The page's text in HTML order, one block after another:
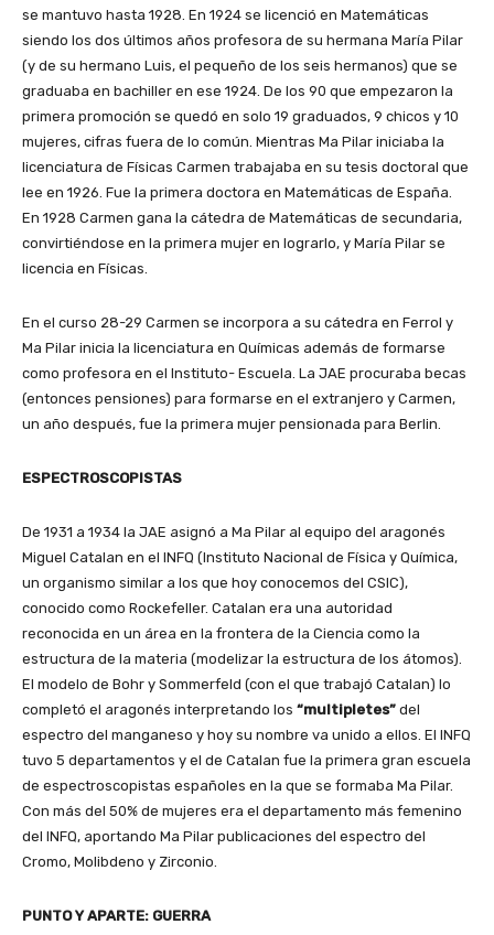
se mantuvo hasta 1928. En 1924 se licenció en Matemáticas
siendo los dos últimos años profesora de su hermana María Pilar
(y de su hermano Luis, el pequeño de los seis hermanos) que se
graduaba en bachiller en ese 1924. De los 90 que empezaron la
primera promoción se quedó en solo 19 graduados, 9 chicos y 10
mujeres, cifras fuera de lo común. Mientras Ma Pilar iniciaba la
licenciatura de Físicas Carmen trabajaba en su tesis doctoral que
lee en 1926. Fue la primera doctora en Matemáticas de España.
En 1928 Carmen gana la cátedra de Matemáticas de secundaria,
convirtiéndose en la primera mujer en lograrlo, y María Pilar se
licencia en Físicas.
En el curso 28-29 Carmen se incorpora a su cátedra en Ferrol y
Ma Pilar inicia la licenciatura en Químicas además de formarse
como profesora en el Instituto- Escuela. La JAE procuraba becas
(entonces pensiones) para formarse en el extranjero y Carmen,
un año después, fue la primera mujer pensionada para Berlin.
ESPECTROSCOPISTAS
De 1931 a 1934 la JAE asignó a Ma Pilar al equipo del aragonés
Miguel Catalan en el INFQ (Instituto Nacional de Física y Química,
un organismo similar a los que hoy conocemos del CSIC),
conocido como Rockefeller. Catalan era una autoridad
reconocida en un área en la frontera de la Ciencia como la
estructura de la materia (modelizar la estructura de los átomos).
El modelo de Bohr y Sommerfeld (con el que trabajó Catalan) lo
completó el aragonés interpretando los “multipletes” del
espectro del manganeso y hoy su nombre va unido a ellos. El INFQ
tuvo 5 departamentos y el de Catalan fue la primera gran escuela
de espectroscopistas españoles en la que se formaba Ma Pilar.
Con más del 50% de mujeres era el departamento más femenino
del INFQ, aportando Ma Pilar publicaciones del espectro del
Cromo, Molibdeno y Zirconio.
PUNTO Y APARTE: GUERRA